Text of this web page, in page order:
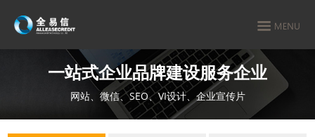
一站式企业品牌建设服务企业
网站、微信、SEO、VI设计、企业宣传片